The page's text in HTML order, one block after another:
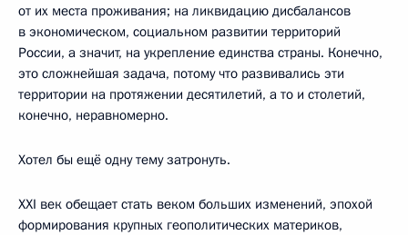
от их места проживания; на ликвидацию дисбалансов
в экономическом, социальном развитии территорий
России, а значит, на укрепление единства страны. Конечно,
это сложнейшая задача, потому что развивались эти
территории на протяжении десятилетий, а то и столетий,
конечно, неравномерно.
Хотел бы ещё одну тему затронуть.
XXI век обещает стать веком больших изменений, эпохой
формирования крупных геополитических материков,